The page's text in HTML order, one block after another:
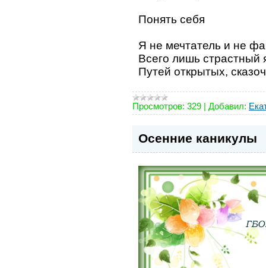
Понять себя
Я не мечтатель и не
Всего лишь страстный
Путей открытых,
Просмотров: 329 | Добавил:
Осенние каникулы